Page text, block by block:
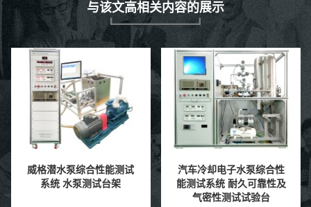
与该文高相关内容的展示
试
汽车冷却电子水泵综合性
能测试系统 耐久可靠性及
威格螺杆泵出厂测试
综合性能试验设备 水
试台架